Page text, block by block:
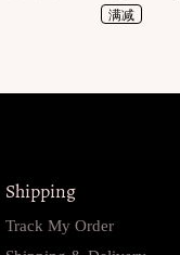
满减
Shipping
Track My Order